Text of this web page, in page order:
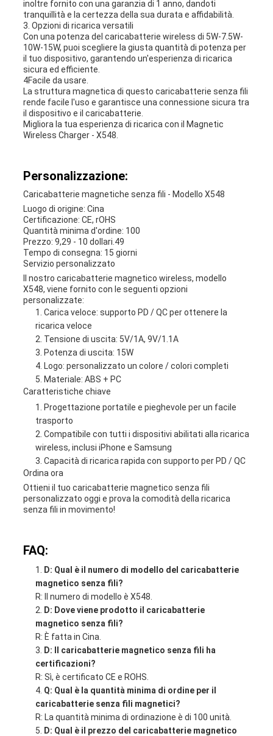
inoltre fornito con una garanzia di 1 anno, dandoti
tranquillità e la certezza della sua durata e affidabilità.
3. Opzioni di ricarica versatili
Con una potenza del caricabatterie wireless di 5W-7.5W-
10W-15W, puoi scegliere la giusta quantità di potenza per
il tuo dispositivo, garantendo un'esperienza di ricarica
sicura ed efficiente.
4Facile da usare.
La struttura magnetica di questo caricabatterie senza fili
rende facile l'uso e garantisce una connessione sicura tra
il dispositivo e il caricabatterie.
Migliora la tua esperienza di ricarica con il Magnetic
Wireless Charger - X548.
Personalizzazione:
Caricabatterie magnetiche senza fili - Modello X548
Luogo di origine: Cina
Certificazione: CE, rOHS
Quantità minima d'ordine: 100
Prezzo: 9,29 - 10 dollari.49
Tempo di consegna: 15 giorni
Servizio personalizzato
Il nostro caricabatterie magnetico wireless, modello
X548, viene fornito con le seguenti opzioni
personalizzate:
Carica veloce: supporto PD / QC per ottenere la
ricarica veloce
Tensione di uscita: 5V/1A, 9V/1.1A
Potenza di uscita: 15W
Logo: personalizzato un colore / colori completi
Materiale: ABS + PC
Caratteristiche chiave
Progettazione portatile e pieghevole per un facile
trasporto
Compatibile con tutti i dispositivi abilitati alla ricarica
wireless, inclusi iPhone e Samsung
Capacità di ricarica rapida con supporto per PD / QC
Ordina ora
Ottieni il tuo caricabatterie magnetico senza fili
personalizzato oggi e prova la comodità della ricarica
senza fili in movimento!
FAQ:
D: Qual è il numero di modello del caricabatterie
magnetico senza fili?
R: Il numero di modello è X548.
D: Dove viene prodotto il caricabatterie
magnetico senza fili?
R: È fatta in Cina.
D: Il caricabatterie magnetico senza fili ha
certificazioni?
R: Sì, è certificato CE e ROHS.
Q: Qual è la quantità minima di ordine per il
caricabatterie senza fili magnetici?
R: La quantità minima di ordinazione è di 100 unità.
D: Qual è il prezzo del caricabatterie magnetico